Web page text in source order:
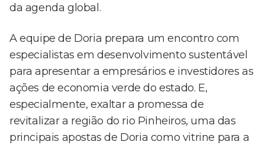
da agenda global.
A equipe de Doria prepara um encontro com
especialistas em desenvolvimento sustentável
para apresentar a empresários e investidores as
ações de economia verde do estado. E,
especialmente, exaltar a promessa de
revitalizar a região do rio Pinheiros, uma das
principais apostas de Doria como vitrine para a